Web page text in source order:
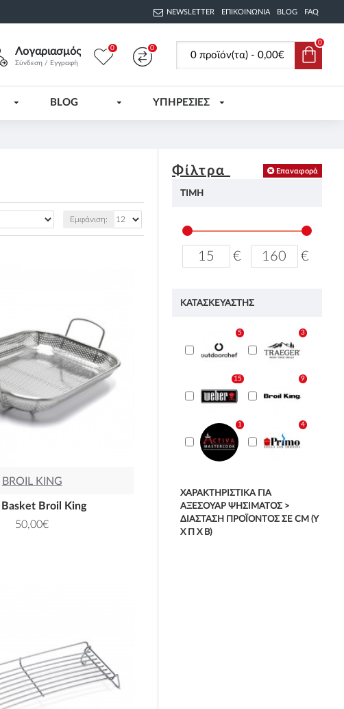
NEWSLETTER ΕΠΙΚΟΙΝΩΝΊΑ BLOG FAQ
Λογαριασμός
Σύνδεση / Εγγραφή
0 0
0 προϊόν(τα) - 0,00€
0
BLOG ΥΠΗΡΕΣΙΕΣ
Εμφάνιση:
BROIL KING
Broil King
50,00€
Φίλτρα Επαναφορά
ΤΙΜΉ
€ €
ΚΑΤΑΣΚΕΥΑΣΤΉΣ
5 3
15 9
1 4
ΧΑΡΑΚΤΗΡΙΣΤΙΚΆ ΓΙΑ
ΑΞΕΣΟΥΆΡ ΨΗΣΊΜΑΤΟΣ >
ΔΙΆΣΤΑΣΗ ΠΡΟΪΌΝΤΟΣ ΣΕ CM (Υ
X Π X Β)